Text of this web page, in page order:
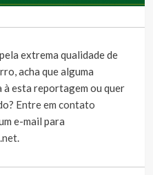
extrema qualidade de
acha que alguma
à esta reportagem ou quer
Entre em contato
e-mail para
.